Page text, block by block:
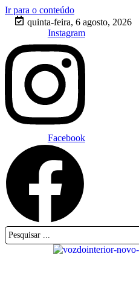
Ir para o conteúdo
quinta-feira, 6 agosto, 2026
Instagram
Facebook
Pesquisar
...